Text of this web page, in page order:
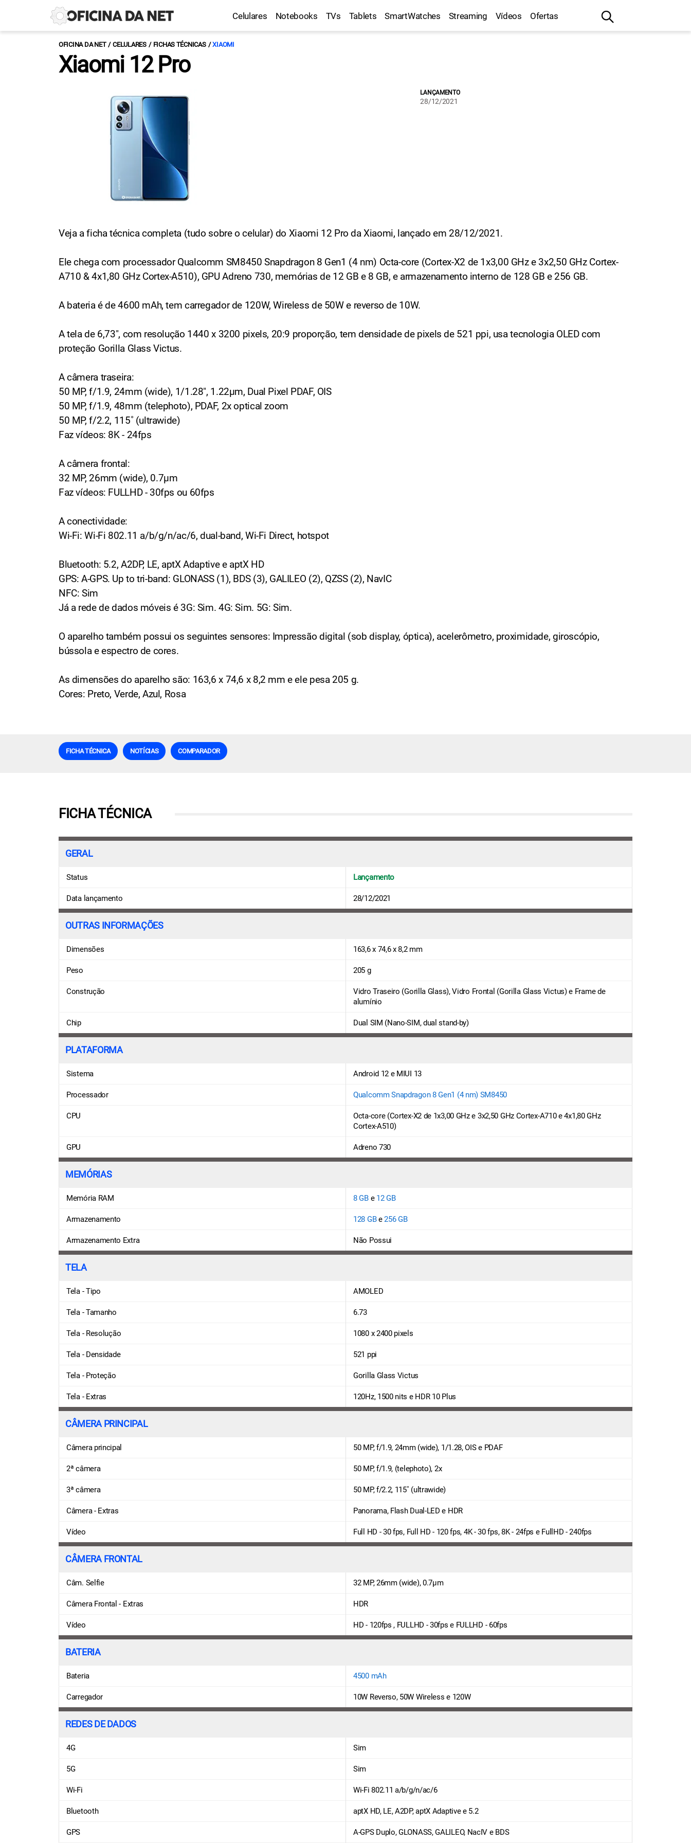
Celulares Notebooks TVs Tablets SmartWatches Streaming Vídeos Ofertas
OFICINA DA NET CELULARES FICHAS TÉCNICAS XIAOMI
Xiaomi 12 Pro
LANÇAMENTO
28/12/2021
Veja a ficha técnica completa (tudo sobre o celular) do Xiaomi 12 Pro da Xiaomi, lançado em 28/12/2021.
Ele chega com processador Qualcomm SM8450 Snapdragon 8 Gen1 (4 nm) Octa-core (Cortex-X2 de 1x3,00 GHz e 3x2,50 GHz Cortex-
A710 & 4x1,80 GHz Cortex-A510), GPU Adreno 730, memórias de 12 GB e 8 GB, e armazenamento interno de 128 GB e 256 GB.
A bateria é de 4600 mAh, tem carregador de 120W, Wireless de 50W e reverso de 10W.
A tela de 6,73", com resolução 1440 x 3200 pixels, 20:9 proporção, tem densidade de pixels de 521 ppi, usa tecnologia OLED com
proteção Gorilla Glass Victus.
A câmera traseira:
50 MP, f/1.9, 24mm (wide), 1/1.28", 1.22µm, Dual Pixel PDAF, OIS
50 MP, f/1.9, 48mm (telephoto), PDAF, 2x optical zoom
50 MP, f/2.2, 115˚ (ultrawide)
Faz vídeos: 8K - 24fps
A câmera frontal:
32 MP, 26mm (wide), 0.7µm
Faz vídeos: FULLHD - 30fps ou 60fps
A conectividade:
Wi-Fi: Wi-Fi 802.11 a/b/g/n/ac/6, dual-band, Wi-Fi Direct, hotspot
Bluetooth: 5.2, A2DP, LE, aptX Adaptive e aptX HD
GPS: A-GPS. Up to tri-band: GLONASS (1), BDS (3), GALILEO (2), QZSS (2), NavIC
NFC: Sim
Já a rede de dados móveis é 3G: Sim. 4G: Sim. 5G: Sim.
O aparelho também possui os seguintes sensores: Impressão digital (sob display, óptica), acelerômetro, proximidade, giroscópio,
bússola e espectro de cores.
As dimensões do aparelho são: 163,6 x 74,6 x 8,2 mm e ele pesa 205 g.
Cores: Preto, Verde, Azul, Rosa
FICHA TÉCNICA NOTÍCIAS COMPARADOR
FICHA TÉCNICA
GERAL
Status Lançamento
Data lançamento 28/12/2021
OUTRAS INFORMAÇÕES
Dimensões 163,6 x 74,6 x 8,2 mm
Peso 205 g
Construção
Vidro Traseiro (Gorilla Glass), Vidro Frontal (Gorilla Glass Victus) e Frame de
alumínio
Chip Dual SIM (Nano-SIM, dual stand-by)
PLATAFORMA
Sistema Android 12 e MIUI 13
Processador Qualcomm Snapdragon 8 Gen1 (4 nm) SM8450
CPU
Octa-core (Cortex-X2 de 1x3,00 GHz e 3x2,50 GHz Cortex-A710 e 4x1,80 GHz
Cortex-A510)
GPU Adreno 730
MEMÓRIAS
Memória RAM 8 GBe 12 GB
Armazenamento 128 GBe256 GB
Armazenamento Extra Não Possui
TELA
Tela - Tipo AMOLED
Tela - Tamanho 6.73
Tela - Resolução 1080 x 2400 pixels
Tela - Densidade 521 ppi
Tela - Proteção Gorilla Glass Victus
Tela - Extras 120Hz, 1500 nits e HDR 10 Plus
CÂMERA PRINCIPAL
Câmera principal 50 MP, f/1.9, 24mm (wide), 1/1.28, OIS e PDAF
2ª câmera 50 MP, f/1.9, (telephoto), 2x
3ª câmera 50 MP, f/2.2, 115˚ (ultrawide)
Câmera - Extras Panorama, Flash Dual-LED e HDR
Vídeo Full HD - 30 fps, Full HD - 120 fps, 4K - 30 fps, 8K - 24fps e FullHD - 240fps
CÂMERA FRONTAL
Câm. Selfie 32 MP, 26mm (wide), 0.7µm
Câmera Frontal - Extras HDR
Vídeo HD - 120fps , FULLHD - 30fps e FULLHD - 60fps
BATERIA
Bateria 4500 mAh
Carregador 10W Reverso, 50W Wireless e 120W
REDES DE DADOS
4G Sim
5G Sim
Wi-Fi Wi-Fi 802.11 a/b/g/n/ac/6
Bluetooth aptX HD, LE, A2DP, aptX Adaptive e 5.2
GPS A-GPS Duplo, GLONASS, GALILEO, NacIV e BDS